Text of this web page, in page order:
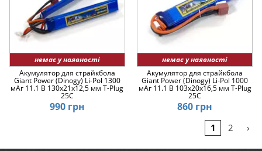
немає у наявності
Акумулятор для страйкбола
Giant Power (Dinogy) Li-Pol 1300
мАг 11.1 В 130x21x12,5 мм T-Plug
25C
990 грн
немає у наявності
Акумулятор для страйкбола
Giant Power (Dinogy) Li-Pol 1000
мАг 11.1 В 103x20x16,5 мм T-Plug
25C
860 грн
1 2 ›